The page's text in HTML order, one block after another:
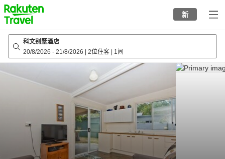
to
top
page
新
科文别墅酒店
20/8/2026 - 21/8/2026 2位住客 1间